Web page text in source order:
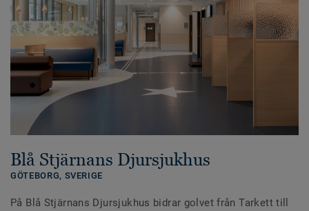
Blå Stjärnans Djursjukhus
GÖTEBORG, SVERIGE
På Blå Stjärnans Djursjukhus bidrar golvet från Tarkett till